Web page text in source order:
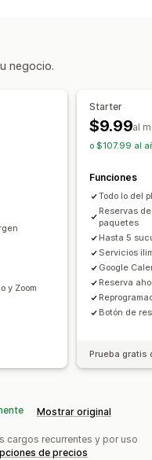
personalizados
de marca
negocio.
y Zoom
Starter
$9.99al
o $107.99 al
Funciones
Todo lo del
Reservas
paquetes
Hasta 5
Servicios
Google
Reserva
Botón de
Prueba gratis
Mostrar original
cargos recurrentes y por uso
de precios